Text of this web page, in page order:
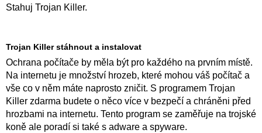
Stahuj Trojan Killer.
Trojan Killer stáhnout a instalovat
Ochrana počítače by měla být pro každého na prvním místě.
Na internetu je množství hrozeb, které mohou váš počítač a
vše co v něm máte naprosto zničit. S programem Trojan
Killer zdarma budete o něco více v bezpečí a chráněni před
hrozbami na internetu. Tento program se zaměřuje na trojské
koně ale poradí si také s adware a spyware.